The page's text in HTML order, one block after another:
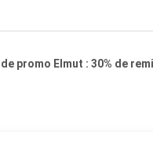
promo Elmut : 30% de